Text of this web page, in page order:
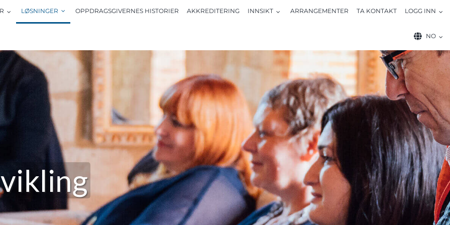
LØSNINGER OPPDRAGSGIVERNES HISTORIER AKKREDITERING INNSIKT ARRANGEMENTER TA KONTAKT LOGG INN
NO